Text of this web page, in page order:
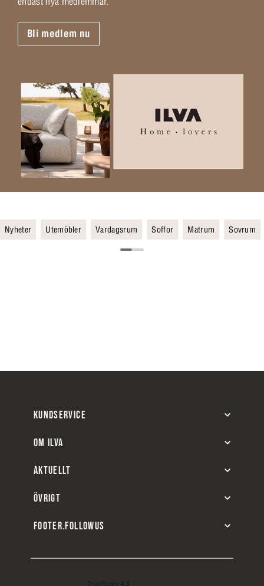
Bli medlem nu
Nyheter Utemöbler Vardagsrum Soffor Matrum Sovrum
KUNDSERVICE
OM ILVA
AKTUELLT
ÖVRIGT
FOOTER.FOLLOWUS